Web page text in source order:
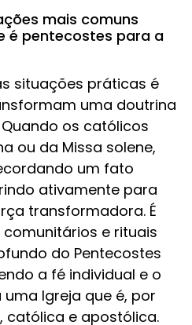
mais comuns
é pentecostes para a
situações práticas é
uma doutrina
os católicos
ou da Missa solene,
um fato
ativamente para
transformadora. É
e rituais
do Pentecostes
a fé individual e o
Igreja que é, por
católica e apostólica.